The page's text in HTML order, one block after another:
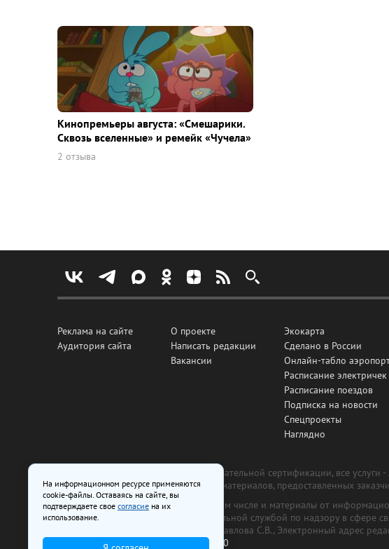
Кинопремьеры августа: «Смешарики.
Сквозь вселенные» и ремейк «Чучела»
2 отзыва
Реклама на сайте
Аудитория сайта
О проекте
Написать редакции
Вакансии
Экокарта
Сделано в России
Онлайн-табло
Расписание электричек
Расписание поездов
Подписка на новости
Спецпроекты
Наглядно
Все рекламные товары подлежат обязательной сертификации, все
изготовлена и размещена на основе материалов, предоставленных
На сайте www.irk.ru размещаются в том числе и материалы от
от 29 октября 2018 г., выдан Федеральной службой по надзору в сфере
ООО «Ирк.ру». Главный редактор — Павлова С.В., Электронный адрес
Телефон редакции:
+7 (3952) 48-88-50
На информационном ресурсе применяются
cookie-файлы. Оставаясь на сайте, вы
подтверждаете свое согласие на их
использование.